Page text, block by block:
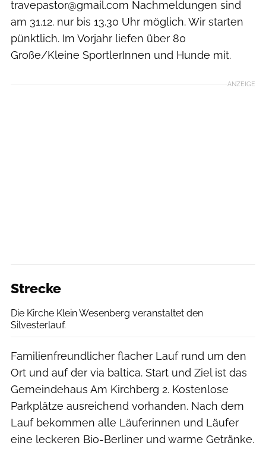
travepastor@gmail.com Nachmeldungen sind
am 31.12. nur bis 13.30 Uhr möglich. Wir starten
pünktlich. Im Vorjahr liefen über 80
Große/Kleine SportlerInnen und Hunde mit.
ANZEIGE
Strecke
Die Kirche Klein Wesenberg veranstaltet den
Silvesterlauf.
Familienfreundlicher flacher Lauf rund um den
Ort und auf der via baltica. Start und Ziel ist das
Gemeindehaus Am Kirchberg 2. Kostenlose
Parkplätze ausreichend vorhanden. Nach dem
Lauf bekommen alle Läuferinnen und Läufer
eine leckeren Bio-Berliner und warme Getränke.